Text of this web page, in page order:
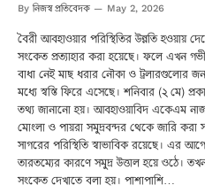
By নিজস্ব প্রতিবেদক May 2, 2026
বৈরী আবহাওয়ার পরিস্থিতির উন্নতি হওয়ায়
সংকেত প্রত্যাহার করা হয়েছে। ফলে এখন
বাধা নেই মাছ ধরার নৌকা ও ট্রলারগুলোর
মধ্যে স্বস্তি ফিরে এসেছে। শনিবার (২ মে)
তথ্য জানানো হয়। আবহাওয়াবিদ একেএম
মোংলা ও পায়রা সমুদ্রবন্দর থেকে জারি করা
সাগরের পরিস্থিতি স্বাভাবিক রয়েছে। এর
তারতম্যের কারণে সমুদ্র উত্তাল হয়ে ওঠে।
সংকেত দেখাতে বলা হয়। পাশাপাশি…